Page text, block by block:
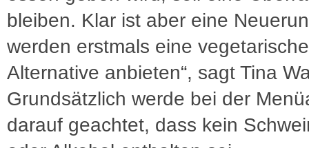
bleiben. Klar ist aber eine
werden erstmals eine vegetarische
Alternative anbieten“, sagt Tina
Grundsätzlich werde bei der
darauf geachtet, dass kein